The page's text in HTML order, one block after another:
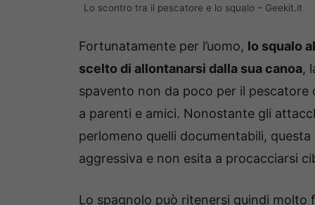
Lo scontro tra il pescatore e lo squalo – Geekit.it
Fortunatamente per l’uomo, lo squalo
scelto di allontanarsi dalla sua canoa,
spavento non da poco per il
a parenti e amici. Nonostante gli
perlomeno quelli documentabili,
aggressiva e non esita a procacciarsi
Lo spagnolo può ritenersi quindi molto